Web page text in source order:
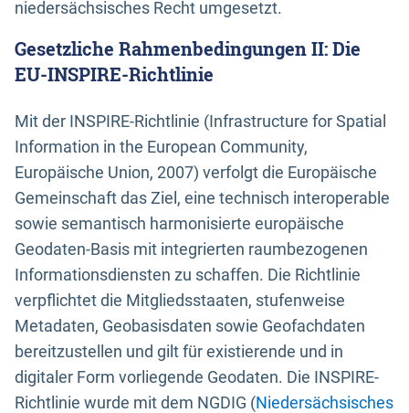
niedersächsisches Recht umgesetzt.
Gesetzliche Rahmenbedingungen II: Die
EU-INSPIRE-Richtlinie
Mit der INSPIRE-Richtlinie (Infrastructure for Spatial
Information in the European Community,
Europäische Union, 2007) verfolgt die Europäische
Gemeinschaft das Ziel, eine technisch interoperable
sowie semantisch harmonisierte europäische
Geodaten-Basis mit integrierten raumbezogenen
Informationsdiensten zu schaffen. Die Richtlinie
verpflichtet die Mitgliedsstaaten, stufenweise
Metadaten, Geobasisdaten sowie Geofachdaten
bereitzustellen und gilt für existierende und in
digitaler Form vorliegende Geodaten. Die INSPIRE-
Richtlinie wurde mit dem NGDIG (Niedersächsisches